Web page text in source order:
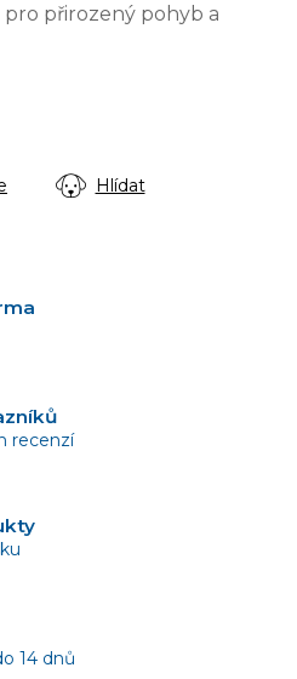
přirozený pohyb a
Hlídat
recenzí
14 dnů